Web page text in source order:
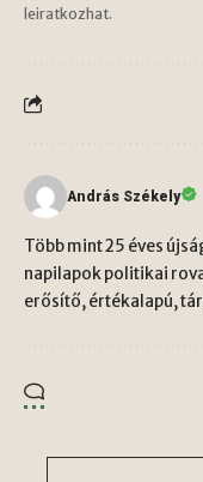
leiratkozhat.
András Székely
Több mint 25 éves
napilapok politikai
erősítő, értékalapú,